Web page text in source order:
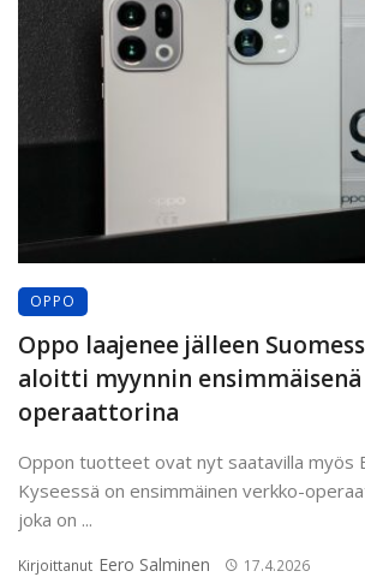
OPPO
Oppo laajenee jälleen
aloitti myynnin ensimmäisenä
operaattorina
Oppon tuotteet ovat nyt saatavilla myös
Kyseessä on ensimmäinen verkko-
joka on ...
Kirjoittanut Eero Salminen 17.4.2026